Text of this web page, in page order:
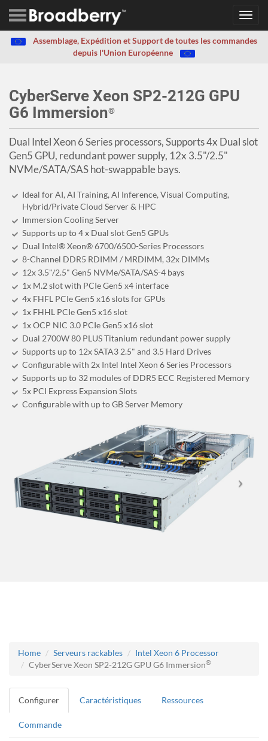
Assemblage, Expédition et Support de toutes les commandes
depuis l'Union Européenne
CyberServe Xeon SP2-212G GPU
G6 Immersion®
Dual Intel Xeon 6 Series processors, Supports 4x Dual slot
Gen5 GPU, redundant power supply, 12x 3.5"/2.5"
NVMe/SATA/SAS hot-swappable bays.
Ideal for AI, AI Training, AI Inference, Visual Computing,
Hybrid/Private Cloud Server & HPC
Immersion Cooling Server
Supports up to 4 x Dual slot Gen5 GPUs
Dual Intel® Xeon® 6700/6500-Series Processors
8-Channel DDR5 RDIMM / MRDIMM, 32x DIMMs
12x 3.5"/2.5" Gen5 NVMe/SATA/SAS-4 bays
1x M.2 slot with PCIe Gen5 x4 interface
4x FHFL PCIe Gen5 x16 slots for GPUs
1x FHHL PCIe Gen5 x16 slot
1x OCP NIC 3.0 PCIe Gen5 x16 slot
Dual 2700W 80 PLUS Titanium redundant power supply
Supports up to 12x SATA3 2.5" and 3.5 Hard Drives
Configurable with 2x Intel Intel Xeon 6 Series Processors
Supports up to 32 modules of DDR5 ECC Registered Memory
5x PCI Express Expansion Slots
Configurable with up to GB Server Memory
Home Serveurs rackables
Intel Xeon 6 Processor
CyberServe Xeon SP2-212G GPU G6 Immersion®
Configurer Caractéristiques Ressources
Commande